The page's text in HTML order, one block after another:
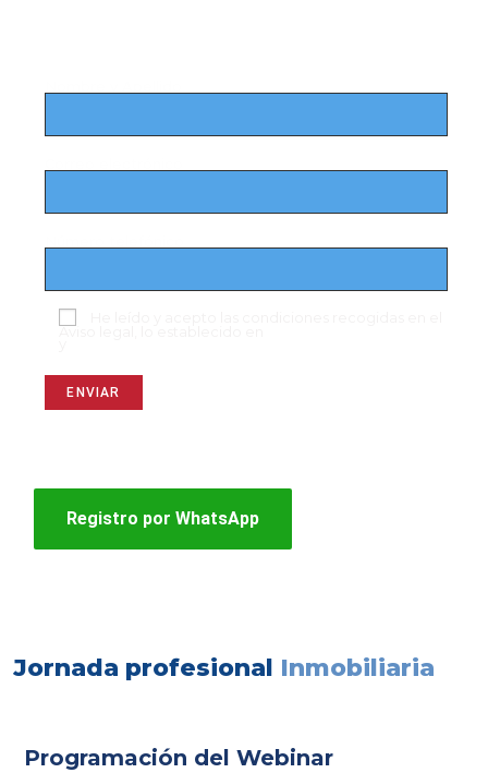
Aviso legal, lo establecido en
Registro por WhatsApp
Jornada profesional Inmobiliaria
Programación del Webinar